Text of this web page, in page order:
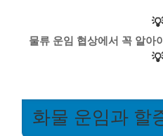
💡
물류 운임 협상에서 꼭 알아
💡
화물 운임과 할